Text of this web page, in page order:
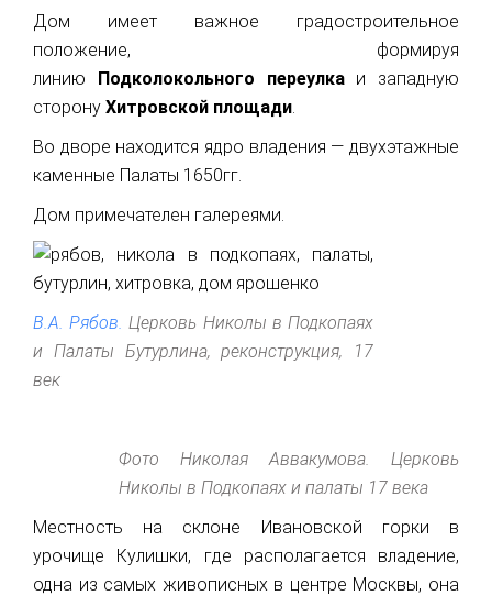
Дом имеет важное градостроительное
положение, формируя
линию Подколокольного переулкаи западную
сторону Хитровской площади.
Во дворе находится ядро владения — двухэтажные
каменные Палаты 1650гг.
Дом примечателен галереями.
В.А. Рябов. Церковь Николы в Подкопаях
и Палаты Бутурлина, реконструкция, 17
век
Фото Николая Аввакумова. Церковь
Николы в Подкопаях и палаты 17 века
Местность на склоне Ивановской горки в
урочище Кулишки, где располагается владение,
одна из самых живописных в центре Москвы, она